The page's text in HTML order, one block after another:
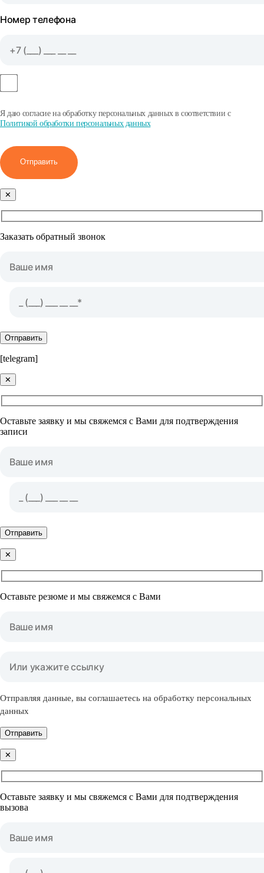
Номер телефона
Я даю согласие на обработку персональных данных в соответствии с
Политикой обработки персональных данных
Отправить
✕
Заказать обратный звонок
Отправить
[telegram]
✕
Оставьте заявку и мы свяжемся с Вами для подтверждения
записи
Отправить
✕
Оставьте резюме и мы свяжемся с Вами
Отправляя данные, вы соглашаетесь на обработку персональных
данных
Отправить
✕
Оставьте заявку и мы свяжемся с Вами для подтверждения
вызова